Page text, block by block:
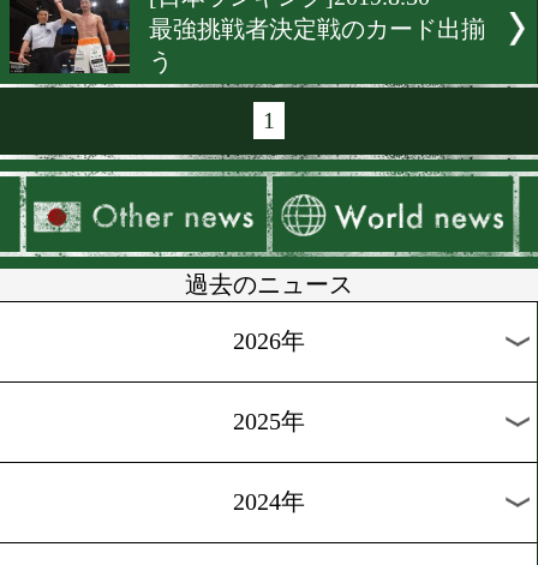
[WBOランキング]2019.9.24
[OPBFランキング]2019.9.18
国内勢は3選手がランクイ
[WBCランキング]2019.9.10
田中教仁が世界4位にラン
[IBFランキング]2019.9.3
国内勢は3選手がランクイ
[日本ランキング]2019.8.30